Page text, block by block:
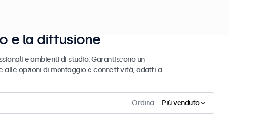
e la diffusione
e ambienti di studio. Garantiscono un
alle opzioni di montaggio e connettività, adatti a
Ordina Più venduto